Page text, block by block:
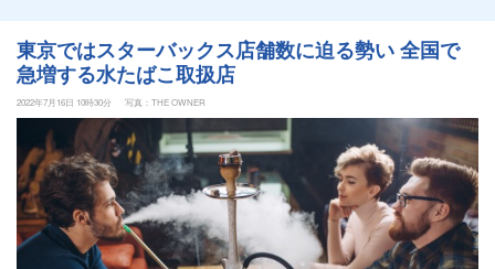
東京ではスターバックス店舗数に迫る勢い 全国で
急増する水たばこ取扱店
2022年7月16日 10時30分 写真：THE OWNER